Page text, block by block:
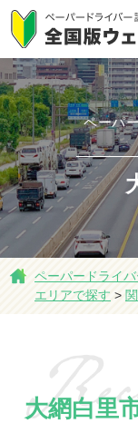
ペーパ
ペーパードライ
エリアで探す >
大網白里